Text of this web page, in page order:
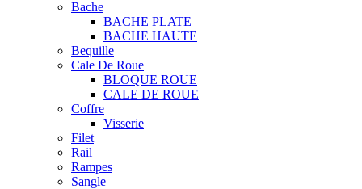
Bache
BACHE PLATE
BACHE HAUTE
Bequille
Cale De Roue
BLOQUE ROUE
CALE DE ROUE
Coffre
Visserie
Filet
Rail
Rampes
Sangle